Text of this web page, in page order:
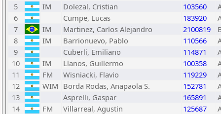
5
IM Dolezal, Cristian 103560
6
Cumpe, Lucas 183920
7
IM Martinez, Carlos Alejandro 2100819
8
IM Barrionuevo, Pablo 110566
9
Cuberli, Emiliano 114871
10
IM Llanos, Guillermo 100358
11
FM Wisniacki, Flavio 119229
12
WIM Borda Rodas, Anapaola S. 152781
13
Asprelli, Gaspar 165891
14
FM Villarreal, Agustin 125687